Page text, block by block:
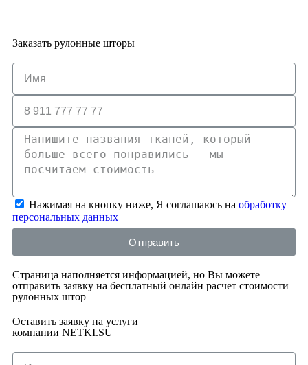
Заказать рулонные шторы
Нажимая на кнопку ниже, Я соглашаюсь на обработку
персональных данных
Отправить
Страница наполняется информацией, но Вы можете
отправить заявку на бесплатный онлайн расчет стоимости
рулонных штор
Оставить заявку на услуги
компании NETKI.SU